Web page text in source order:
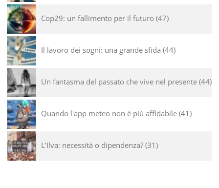
Cop29: un fallimento per il futuro 47
Il lavoro dei sogni: una grande sfida 44
Un fantasma del passato che vive nel presente 44
Quando l'app meteo non è più affidabile 41
L’Ilva: necessità o dipendenza? 31